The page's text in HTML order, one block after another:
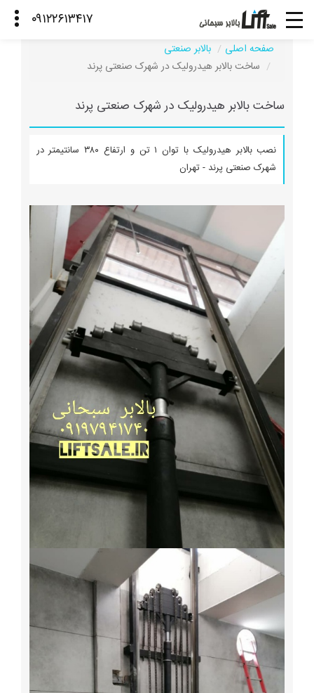
صفحه اصلی
بالابر صنعتی
ساخت بالابر هیدرولیک در شهرک صنعتی پرند
ساخت بالابر هیدرولیک در شهرک صنعتی پرند
نصب بالابر هیدرولیک با توان ۱ تن و ارتفاع ۳۸۰ سانتیمتر در
شهرک صنعتی پرند - تهران